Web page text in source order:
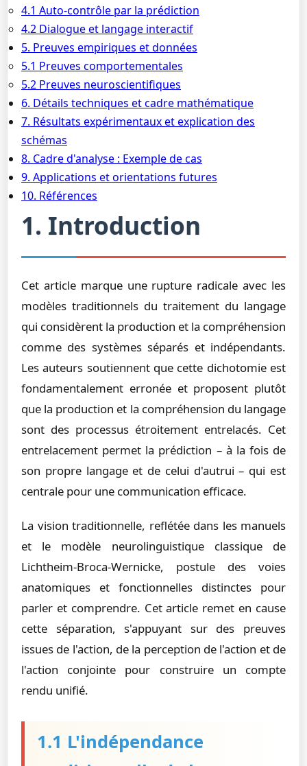
4.1 Auto-contrôle par la prédiction
4.2 Dialogue et langage interactif
5. Preuves empiriques et données
5.1 Preuves comportementales
5.2 Preuves neuroscientifiques
6. Détails techniques et cadre mathématique
7. Résultats expérimentaux et explication des
schémas
8. Cadre d'analyse : Exemple de cas
9. Applications et orientations futures
10. Références
1. Introduction
Cet article marque une rupture radicale avec les
modèles traditionnels du traitement du langage
qui considèrent la production et la compréhension
comme des systèmes séparés et indépendants.
Les auteurs soutiennent que cette dichotomie est
fondamentalement erronée et proposent plutôt
que la production et la compréhension du langage
sont des processus étroitement entrelacés. Cet
entrelacement permet la prédiction – à la fois de
son propre langage et de celui d'autrui – qui est
centrale pour une communication efficace.
La vision traditionnelle, reflétée dans les manuels
et le modèle neurolinguistique classique de
Lichtheim-Broca-Wernicke, postule des voies
anatomiques et fonctionnelles distinctes pour
parler et comprendre. Cet article remet en cause
cette séparation, s'appuyant sur des preuves
issues de l'action, de la perception de l'action et de
l'action conjointe pour construire un compte
rendu unifié.
1.1 L'indépendance